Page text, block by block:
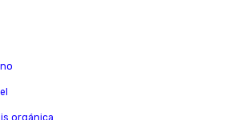
orgánica